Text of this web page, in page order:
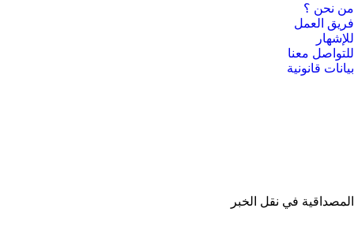
من نحن ؟
فريق العمل
للإشهار
للتواصل معنا
بيانات قانونية
المصداقية في نقل الخبر